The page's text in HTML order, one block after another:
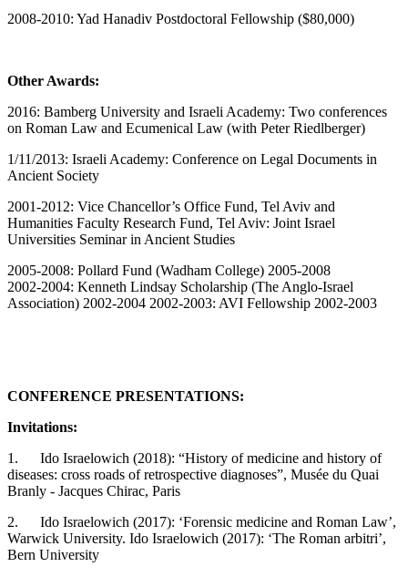
2008-2010: Yad Hanadiv Postdoctoral Fellowship ($80,000)
Other Awards:
2016: Bamberg University and Israeli Academy: Two conferences
on Roman Law and Ecumenical Law (with Peter Riedlberger)
1/11/2013: Israeli Academy: Conference on Legal Documents in
Ancient Society
2001-2012: Vice Chancellor’s Office Fund, Tel Aviv and
Humanities Faculty Research Fund, Tel Aviv: Joint Israel
Universities Seminar in Ancient Studies
2005-2008: Pollard Fund (Wadham College) 2005-2008
2002-2004: Kenneth Lindsay Scholarship (The Anglo-Israel
Association) 2002-2004 2002-2003: AVI Fellowship 2002-2003
CONFERENCE PRESENTATIONS:
Invitations:
1. Ido Israelowich (2018): “History of medicine and history of
diseases: cross roads of retrospective diagnoses”, Musée du Quai
Branly - Jacques Chirac, Paris
2. Ido Israelowich (2017): ‘Forensic medicine and Roman Law’,
Warwick University. Ido Israelowich (2017): ‘The Roman arbitri’,
Bern University